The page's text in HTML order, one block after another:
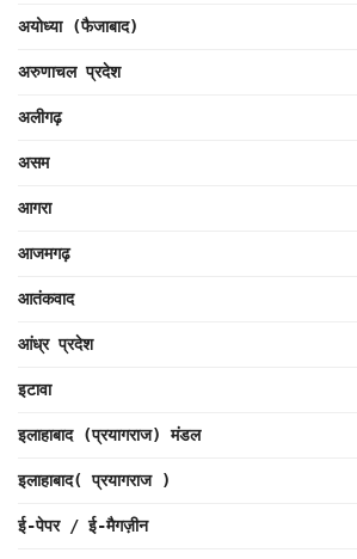
अयोध्या (फैजाबाद)
अरुणाचल प्रदेश
अलीगढ़
असम
आगरा
आजमगढ़
आतंकवाद
आंध्र प्रदेश
इटावा
इलाहाबाद (प्रयागराज) मंडल
इलाहाबाद( प्रयागराज )
ई-पेपर / ई-मैगज़ीन